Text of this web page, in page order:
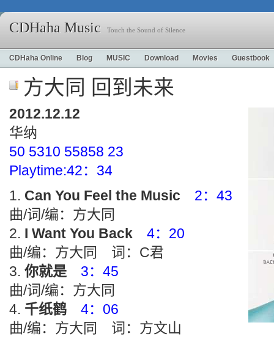
CDHaha Music Touch the Sound of Silence
CDHaha Online Blog MUSIC Download Movies Guestbook
方大同 回到未来
2012.12.12
华纳
50 5310 55858 23
Playtime:42：34
Can You Feel the Music
2：43
曲/词/编：方大同
I Want You Back
4：20
曲/编：方大同 词：C君
你就是
3：45
曲/词/编：方大同
千纸鹤
4：06
曲/编：方大同 词：方文山